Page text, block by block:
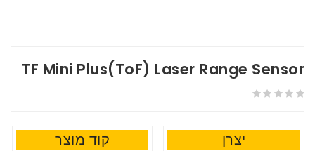
TF Mini Plus(ToF) Laser Range Sensor
יצרן קוד מוצר